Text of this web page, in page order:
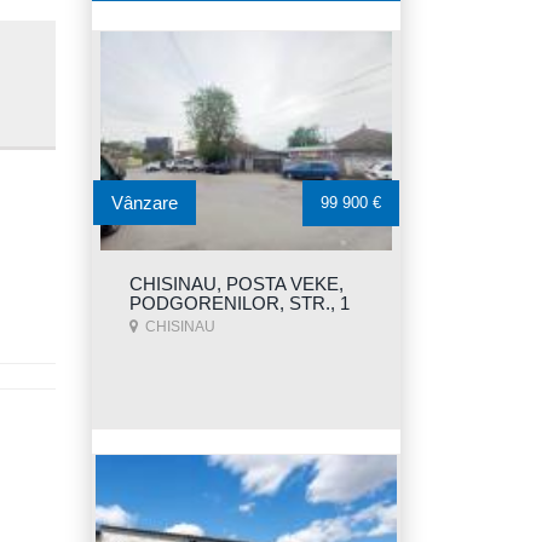
CHISINAU, POSTA VEKE,
PODGORENILOR, STR., 1
CHISINAU
Vânzare 99 900 €